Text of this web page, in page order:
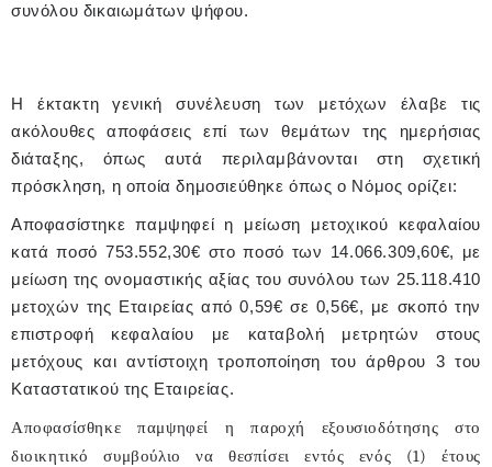
συνόλου δικαιωμάτων ψήφου.
Η έκτακτη γενική συνέλευση των μετόχων έλαβε τις
ακόλουθες αποφάσεις επί των θεμάτων της ημερήσιας
διάταξης, όπως αυτά περιλαμβάνονται στη σχετική
πρόσκληση, η οποία δημοσιεύθηκε όπως ο Νόμος ορίζει:
Αποφασίστηκε παμψηφεί η μείωση μετοχικού κεφαλαίου
κατά ποσό 753.552,30€ στο ποσό των 14.066.309,60€, με
μείωση της ονομαστικής αξίας του συνόλου των 25.118.410
μετοχών της Εταιρείας από 0,59€ σε 0,56€, με σκοπό την
επιστροφή κεφαλαίου με καταβολή μετρητών στους
μετόχους και αντίστοιχη τροποποίηση του άρθρου 3 του
Καταστατικού της Εταιρείας.
Αποφασίσθηκε παμψηφεί η παροχή εξουσιοδότησης στο
διοικητικό συμβούλιο να θεσπίσει εντός ενός (1) έτους